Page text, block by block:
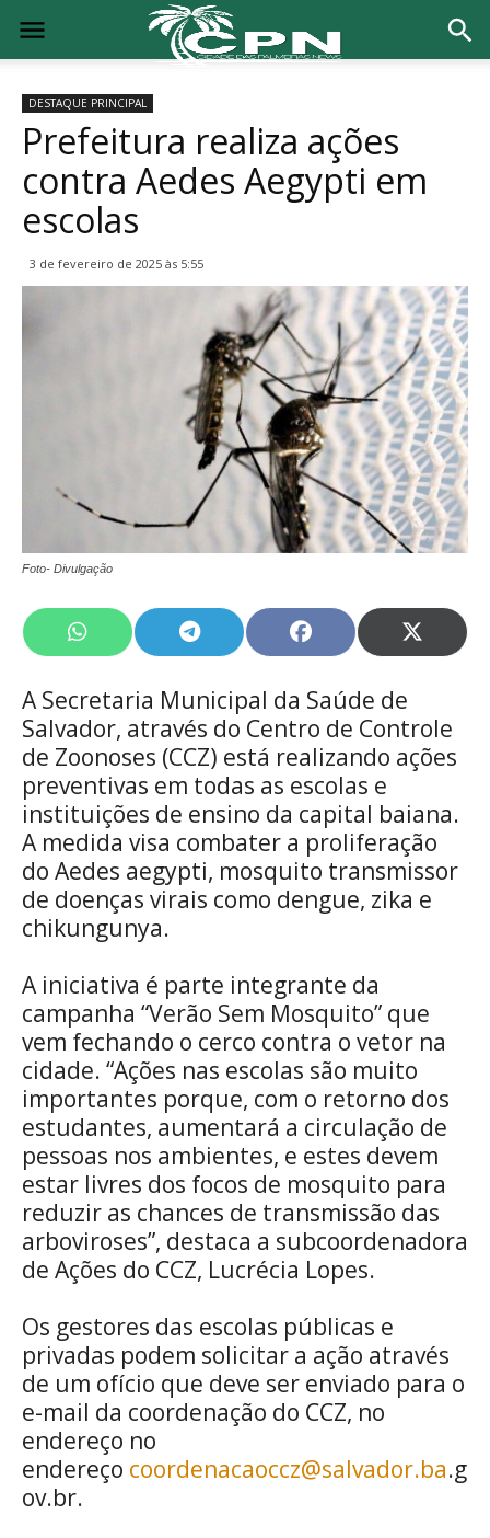
DESTAQUE PRINCIPAL
Prefeitura realiza ações
contra Aedes Aegypti em
escolas
3 de fevereiro de 2025 às 5:55
Foto- Divulgação
Share
on
WhatsApp
Share
on
Telegram
Share
on
Facebook
Share
on
A Secretaria Municipal da Saúde de
Salvador, através do Centro de Controle
de Zoonoses (CCZ) está realizando ações
preventivas em todas as escolas e
instituições de ensino da capital baiana.
A medida visa combater a proliferação
do Aedes aegypti, mosquito transmissor
de doenças virais como dengue, zika e
chikungunya.
A iniciativa é parte integrante da
campanha “Verão Sem Mosquito” que
vem fechando o cerco contra o vetor na
cidade. “Ações nas escolas são muito
importantes porque, com o retorno dos
estudantes, aumentará a circulação de
pessoas nos ambientes, e estes devem
estar livres dos focos de mosquito para
reduzir as chances de transmissão das
arboviroses”, destaca a subcoordenadora
de Ações do CCZ, Lucrécia Lopes.
Os gestores das escolas públicas e
privadas podem solicitar a ação através
de um ofício que deve ser enviado para o
e-mail da coordenação do CCZ, no
endereço no
endereço coordenacaoccz@salvador.ba.g
ov.br.